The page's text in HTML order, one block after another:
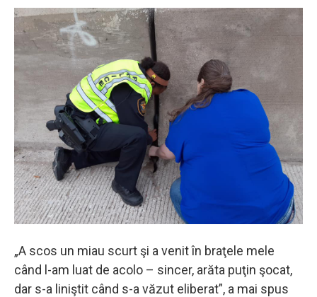
„A scos un miau scurt şi a venit în braţele mele
când l-am luat de acolo – sincer, arăta puţin şocat,
dar s-a liniştit când s-a văzut eliberat”, a mai spus